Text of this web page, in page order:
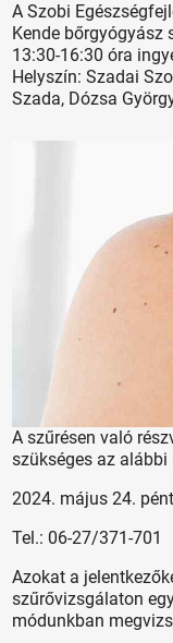
A Szobi
Kende bőrgyógyász
13:30-16:30 óra
Helyszín: Szadai
Szada, Dózsa
A szűrésen való
szükséges az
2024. május 24.
Tel.: 06-27/371-701
Azokat a
szűrővizsgálaton
módunkban